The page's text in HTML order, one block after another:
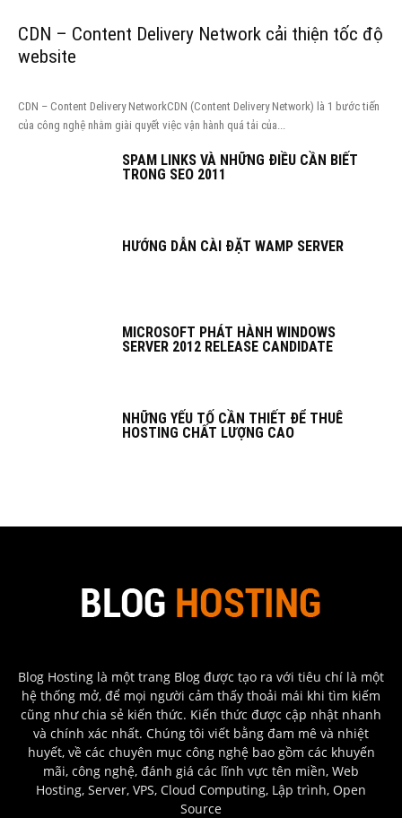
CDN – Content Delivery Network cải thiện tốc độ
website
CDN – Content Delivery NetworkCDN (Content Delivery Network) là 1 bước tiến
của công nghệ nhằm giài quyết việc vận hành quá tải của...
SPAM LINKS VÀ NHỮNG ĐIỀU CẦN BIẾT
TRONG SEO 2011
HƯỚNG DẪN CÀI ĐẶT WAMP SERVER
MICROSOFT PHÁT HÀNH WINDOWS
SERVER 2012 RELEASE CANDIDATE
NHỮNG YẾU TỐ CẦN THIẾT ĐỂ THUÊ
HOSTING CHẤT LƯỢNG CAO
Blog Hosting là một trang Blog được tạo ra với tiêu chí là một
hệ thống mở, để mọi người cảm thấy thoải mái khi tìm kiếm
cũng như chia sẻ kiến thức. Kiến thức được cập nhật nhanh
và chính xác nhất. Chúng tôi viết bằng đam mê và nhiệt
huyết, về các chuyên mục công nghệ bao gồm các khuyến
mãi, công nghệ, đánh giá các lĩnh vực tên miền, Web
Hosting, Server, VPS, Cloud Computing, Lập trình, Open
Source